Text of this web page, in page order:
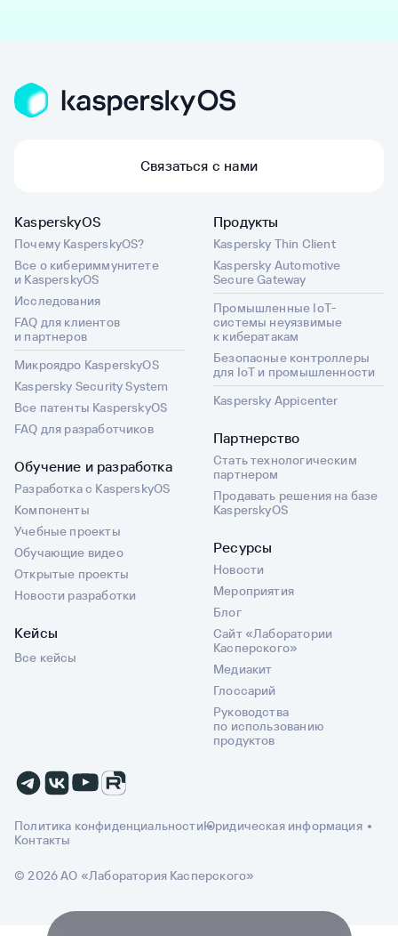
Связаться с нами
KasperskyOS
Почему KasperskyOS?
Все о кибериммунитете
и KasperskyOS
Исследования
FAQ для клиентов
и партнеров
Микроядро KasperskyOS
Kaspersky Security System
Все патенты KasperskyOS
FAQ для разработчиков
Обучение и разработка
Разработка с KasperskyOS
Компоненты
Учебные проекты
Обучающие видео
Открытые проекты
Новости разработки
Кейсы
Все кейсы
Продукты
Kaspersky Thin Client
Kaspersky Automotive
Secure Gateway
Промышленные IoT-
системы неуязвимые
к кибератакам
Безопасные контроллеры
для IoT и промышленности
Kaspersky Appicenter
Партнерство
Стать технологическим
партнером
Продавать решения на базе
KasperskyOS
Ресурсы
Новости
Мероприятия
Блог
Сайт «Лаборатории
Касперского»
Медиакит
Глоссарий
Руководства
по использованию
продуктов
© 2026 АО «Лаборатория Касперского»
Политика конфиденциальностиЮридическая информация
Контакты